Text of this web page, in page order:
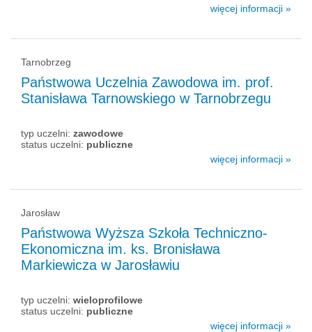
więcej informacji »
Tarnobrzeg
Państwowa Uczelnia Zawodowa im. prof.
Stanisława Tarnowskiego w Tarnobrzegu
typ uczelni: zawodowe
status uczelni: publiczne
więcej informacji »
Jarosław
Państwowa Wyższa Szkoła Techniczno-
Ekonomiczna im. ks. Bronisława
Markiewicza w Jarosławiu
typ uczelni: wieloprofilowe
status uczelni: publiczne
więcej informacji »